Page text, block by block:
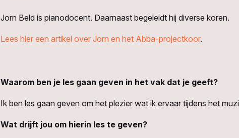
Jorn Beld is pianodocent. Daarnaast begeleidt hij diverse koren.
Lees hier een artikel over Jorn en het Abba-projectkoor.
Waarom ben je les gaan geven in het vak dat je geeft?
Ik ben les gaan geven om het plezier wat ik ervaar tijdens het
Wat drijft jou om hierin les te geven?